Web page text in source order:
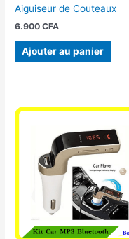
Aiguiseur de Couteaux
6.900CFA
Ajouter au panier